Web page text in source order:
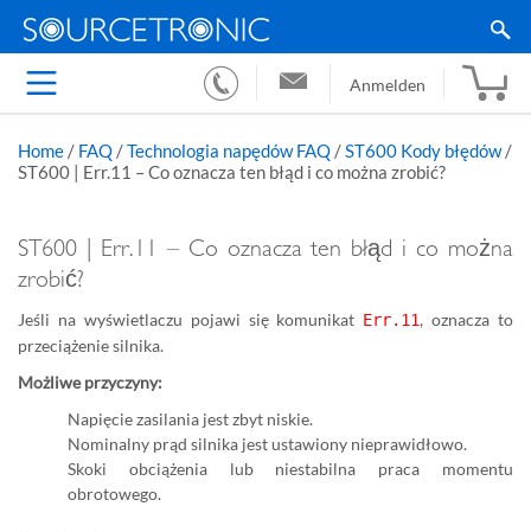
Anmelden
Home / FAQ /Technologia napędów FAQ / ST600 Kody błędów/
ST600 | Err.11 – Co oznacza ten błąd i co można zrobić?
ST600 | Err.11 – Co oznacza ten błąd i co można
zrobić?
Jeśli na wyświetlaczu pojawi się komunikat Err.11, oznacza to
przeciążenie silnika.
Możliwe przyczyny:
Napięcie zasilania jest zbyt niskie.
Nominalny prąd silnika jest ustawiony nieprawidłowo.
Skoki obciążenia lub niestabilna praca momentu
obrotowego.